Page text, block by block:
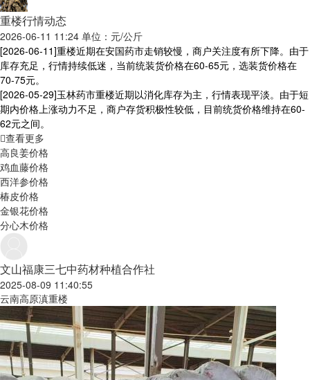
重楼行情动态
2026-06-11 11:24 单位：元/公斤
[2026-06-11]重楼近期在安国药市走销较慢，商户关注度有所下降。由于
库存充足，行情持续低迷，当前统装货价格在60-65元，选装货价格在
70-75元。
[2026-05-29]玉林药市重楼近期以消化库存为主，行情表现平淡。由于短
期内价格上涨动力不足，商户存货积极性较低，目前统货价格维持在60-
62元之间。
查看更多
高良姜价格
鸡血藤价格
西洋参价格
椿皮价格
金银花价格
分心木价格
文山福康三七中药材种植合作社
2025-08-09 11:40:55
云南高原滇重楼